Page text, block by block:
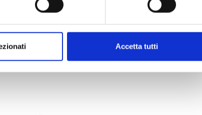
Accetta tutti